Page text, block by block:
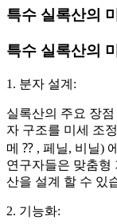
특수 실록산의
특수 실록산의
1. 분자 설계:
실록산의 주요 장
자 구조를 미세 조
메 ⁇ , 페닐, 비닐)
연구자들은 맞춤형
산을 설계 할 수 있
2. 기능화: